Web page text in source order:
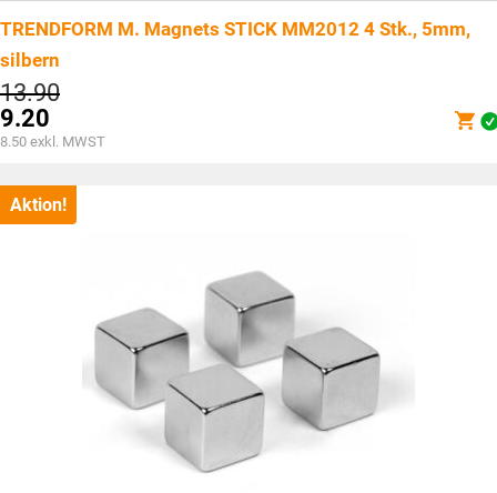
TRENDFORM M. Magnets STICK MM2012 4 Stk., 5mm,
silbern
13.90Ursprünglicher
war:
CHF13.90
9.20
Aktueller
ist:
CHF9.20.
8.50 exkl. MWST
Aktion!